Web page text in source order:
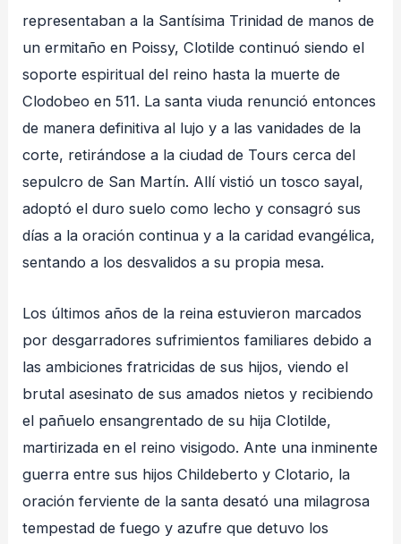
representaban a la Santísima Trinidad de manos de
un ermitaño en Poissy, Clotilde continuó siendo el
soporte espiritual del reino hasta la muerte de
Clodobeo en 511. La santa viuda renunció entonces
de manera definitiva al lujo y a las vanidades de la
corte, retirándose a la ciudad de Tours cerca del
sepulcro de San Martín. Allí vistió un tosco sayal,
adoptó el duro suelo como lecho y consagró sus
días a la oración continua y a la caridad evangélica,
sentando a los desvalidos a su propia mesa.
Los últimos años de la reina estuvieron marcados
por desgarradores sufrimientos familiares debido a
las ambiciones fratricidas de sus hijos, viendo el
brutal asesinato de sus amados nietos y recibiendo
el pañuelo ensangrentado de su hija Clotilde,
martirizada en el reino visigodo. Ante una inminente
guerra entre sus hijos Childeberto y Clotario, la
oración ferviente de la santa desató una milagrosa
tempestad de fuego y azufre que detuvo los